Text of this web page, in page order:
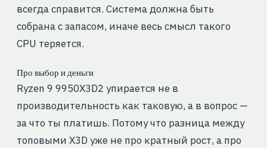
всегда справится. Система должна быть
собрана с запасом, иначе весь смысл такого
CPU теряется.
Про выбор и деньги
Ryzen 9 9950X3D2 упирается не в
производительность как таковую, а в вопрос —
за что ты платишь. Потому что разница между
топовыми X3D уже не про кратный рост, а про